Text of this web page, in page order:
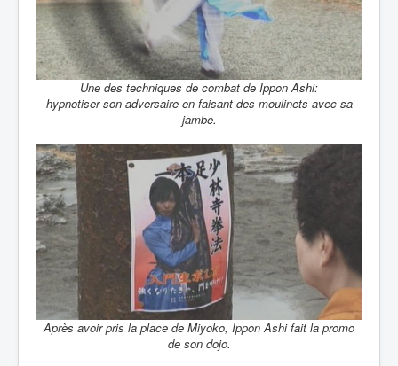
Une des techniques de combat de Ippon Ashi:
hypnotiser son adversaire en faisant des moulinets avec sa
jambe.
Après avoir pris la place de Miyoko, Ippon Ashi fait la promo
de son dojo.